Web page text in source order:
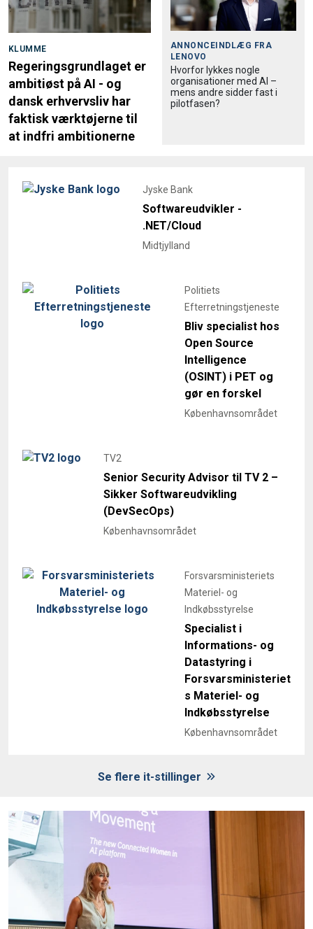
KLUMME
Regeringsgrundlaget er
ambitiøst på AI - og
dansk erhvervsliv har
faktisk værktøjerne til
at indfri ambitionerne
ANNONCEINDLÆG FRA
LENOVO
Hvorfor lykkes nogle
organisationer med AI –
mens andre sidder fast i
pilotfasen?
Jyske Bank
Softwareudvikler -
.NET/Cloud
Midtjylland
Politiets
Efterretningstjeneste
Bliv specialist hos
Open Source
Intelligence
(OSINT) i PET og
gør en forskel
Københavnsområdet
TV2
Senior Security Advisor til TV 2 –
Sikker Softwareudvikling
(DevSecOps)
Københavnsområdet
Forsvarsministeriets
Materiel- og
Indkøbsstyrelse
Specialist i
Informations- og
Datastyring i
Forsvarsministeriet
s Materiel- og
Indkøbsstyrelse
Københavnsområdet
Se flere it-stillinger